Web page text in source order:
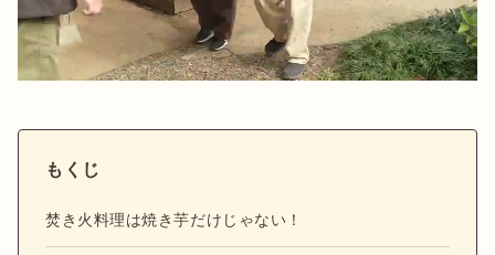
もくじ
焚き火料理は焼き芋だけじゃない！